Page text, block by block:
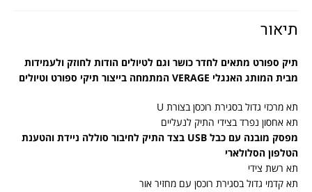
תיאור
תיק ספורט מתאים לחדר כושר וגם לטיולים הודות לחוזק ולעמידות
מבית המותג האנגלי VERAGE המתמחה בייצור תיקי ספורט וטיולים
תא מרכזי גדול בסגירת רוכסן בצורת U
תא אחסון נפרד בצידי התיק לנעליים
מפסק מובנה עם כבל USB בצד התיק לחיבור סוללה ניידת והטענת
הטלפון הסלולארי
תא רשת צידי
תא קדמי גדול בסגירת רוכסן עם מחזיר אור